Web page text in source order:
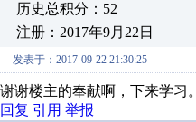
历史总积分：52
注册：2017年9月22日
发表于：2017-09-22 21:30:25
谢谢楼主的奉献啊，下来学习。
回复 引用 举报